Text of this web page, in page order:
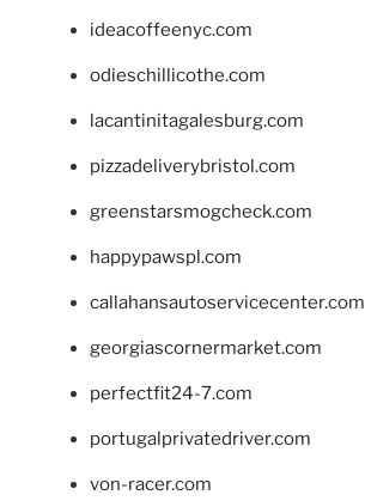
ideacoffeenyc.com
odieschillicothe.com
lacantinitagalesburg.com
pizzadeliverybristol.com
greenstarsmogcheck.com
happypawspl.com
callahansautoservicecenter.com
georgiascornermarket.com
perfectfit24-7.com
portugalprivatedriver.com
von-racer.com